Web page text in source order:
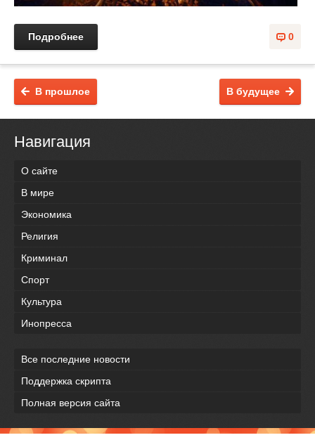
0
Подробнее
В будущее
В прошлое
Навигация
О сайте
В мире
Экономика
Религия
Криминал
Спорт
Культура
Инопресса
Все последние новости
Поддержка скрипта
Полная версия сайта